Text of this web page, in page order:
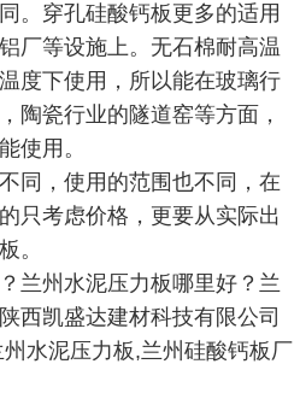
。穿孔硅酸钙板更多的适用
厂等设施上。无石棉耐高温
度下使用，所以能在玻璃行
陶瓷行业的隧道窑等方面，
使用。
同，使用的范围也不同，在
只考虑价格，更要从实际出
。
兰州水泥压力板哪里好？兰
西凯盛达建材科技有限公司
水泥压力板,兰州硅酸钙板厂